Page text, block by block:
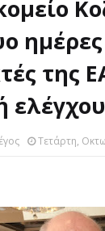
της
Τετάρτη,